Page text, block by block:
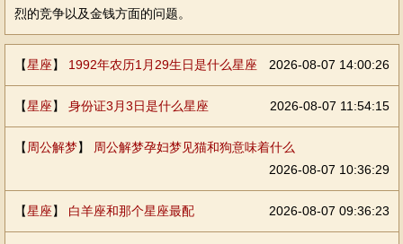
烈的竞争以及金钱方面的问题。
【星座】 1992年农历1月29生日是什么星座 2026-08-07 14:00:26
【星座】 身份证3月3日是什么星座 2026-08-07 11:54:15
【 周公解梦】
周公解梦孕妇梦见猫和狗意味着什么
2026-08-07 10:36:29
【星座】 白羊座和那个星座最配 2026-08-07 09:36:23